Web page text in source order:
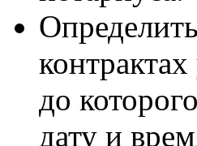
до
дату и